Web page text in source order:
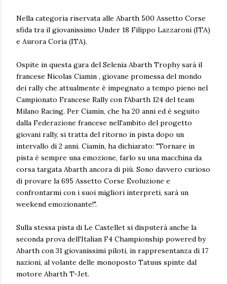
Nella categoria riservata alle Abarth 500 Assetto Corse
sfida tra il giovanissimo Under 18 Filippo Lazzaroni (ITA)
e Aurora Coria (ITA).
Ospite in questa gara del Selenia Abarth Trophy sarà il
francese Nicolas Ciamin , giovane promessa del mondo
dei rally che attualmente è impegnato a tempo pieno nel
Campionato Francese Rally con l'Abarth 124 del team
Milano Racing. Per Ciamin, che ha 20 anni ed è seguito
dalla Federazione francese nell'ambito del progetto
giovani rally, si tratta del ritorno in pista dopo un
intervallo di 2 anni. Ciamin, ha dichiarato: "Tornare in
pista è sempre una emozione, farlo su una macchina da
corsa targata Abarth ancora di più. Sono davvero curioso
di provare la 695 Assetto Corse Evoluzione e
confrontarmi con i suoi migliori interpreti, sarà un
weekend emozionante!".
Sulla stessa pista di Le Castellet si disputerà anche la
seconda prova dell'Italian F4 Championship powered by
Abarth con 31 giovanissimi piloti, in rappresentanza di 17
nazioni, al volante delle monoposto Tatuus spinte dal
motore Abarth T-Jet.